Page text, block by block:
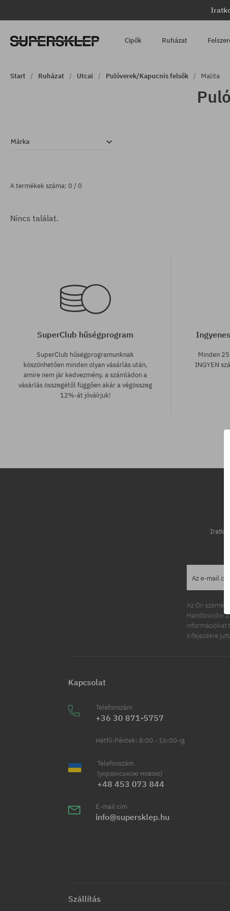
Cipők Ruházat
Start Ruházat Utcai Pulóverek/Kapucnis felsők Malita
Márka
A termékek száma: 0 / 0
Nincs találat.
SuperClub hűségprogram
SuperClub hűségprogramunknak
köszönhetően minden olyan vásárlás után,
amire nem jár kedvezmény, a számládon a
vásárlás összegétől függően akár a végösszeg
12%-át jóváírjuk!
Minden
INGYEN
Az e-mail
Az Ön
Handlowców
információkat
kifejezésre
Kapcsolat
Telefonszám
+36 30 871-5757
Hétfő-Péntek: 8:00 - 16:00-ig
Telefonszám
(українською мовою)
+48 453 073 844
E-mail cím
info@supersklep.hu
Szállítás